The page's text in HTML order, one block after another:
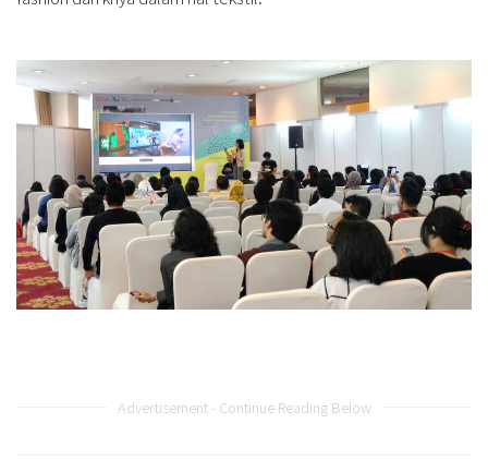
Advertisement - Continue Reading Below